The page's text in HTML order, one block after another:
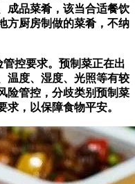
成品菜肴，该当合适餐饮
方厨房制做的菜肴，不纳
控要求。预制菜正在出
温度、湿度、光照等有较
险管控，分歧类别预制菜
，以保障食物平安。